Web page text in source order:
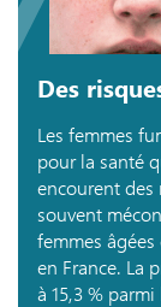
Des
Les femmes
pour la santé
encourent des
souvent
femmes
en France. La
à 15,3 %